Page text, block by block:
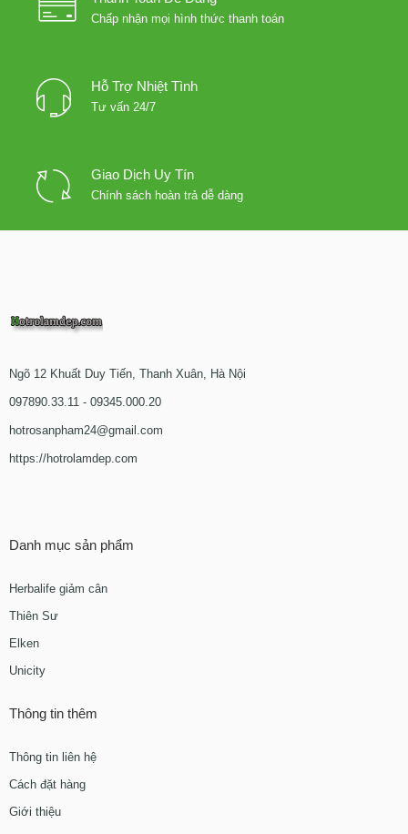
Chấp nhận mọi hình thức thanh toán
Hỗ Trợ Nhiệt Tình
Tư vấn 24/7
Giao Dịch Uy Tín
Chính sách hoàn trả dễ dàng
Ngõ 12 Khuất Duy Tiến, Thanh Xuân, Hà Nội
097890.33.11 - 09345.000.20
hotrosanpham24@gmail.com
https://hotrolamdep.com
Danh mục sản phẩm
Herbalife giảm cân
Thiên Sư
Elken
Unicity
Thông tin thêm
Thông tin liên hệ
Cách đặt hàng
Giới thiệu